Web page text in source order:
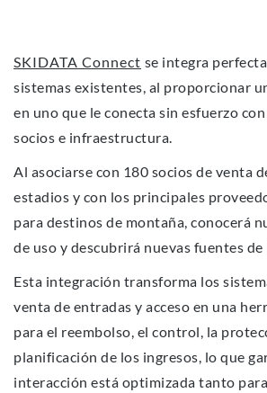
SKIDATA Connect se integra
sistemas existentes, al proporcionar
en uno que le conecta sin esfuerzo
socios e infraestructura.
Al asociarse con 180 socios de venta
estadios y con los principales
para destinos de montaña, conocerá
de uso y descubrirá nuevas fuentes de
Esta integración transforma los
venta de entradas y acceso en una
para el reembolso, el control, la
planificación de los ingresos, lo que
interacción está optimizada tanto